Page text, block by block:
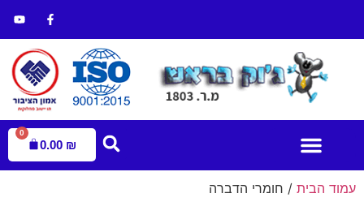
0.00 ₪
0
עמוד הבית / חומרי הדברה